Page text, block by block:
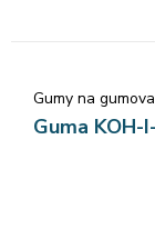
Gumy na
Guma KOH-